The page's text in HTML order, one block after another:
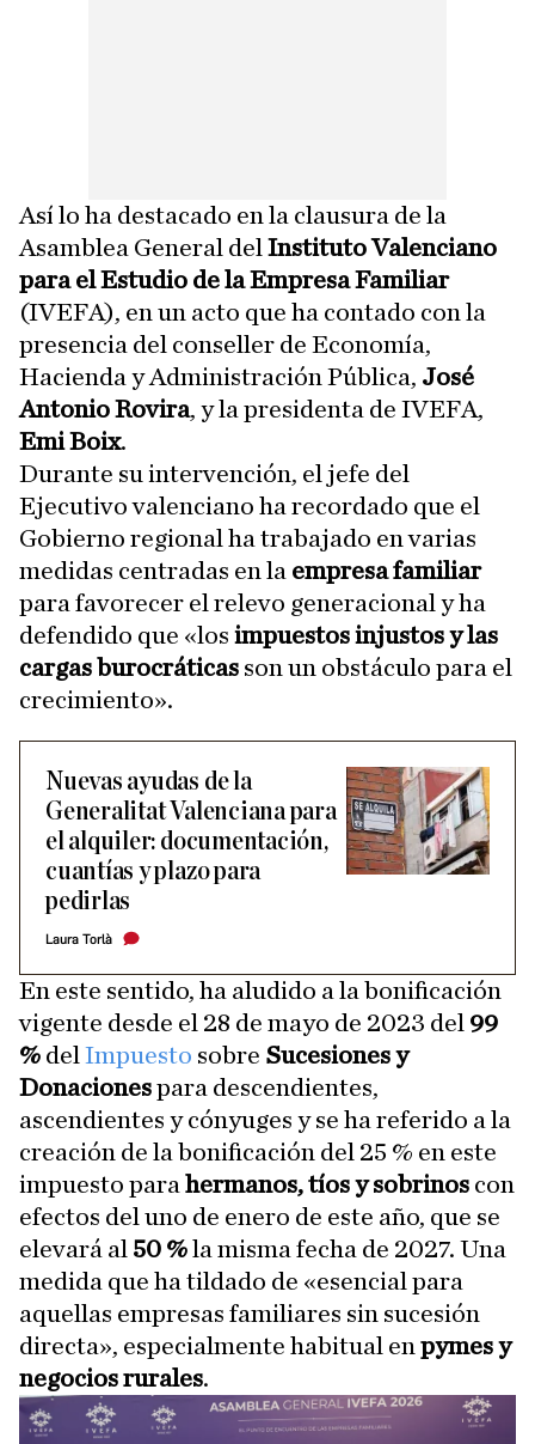
Así lo ha destacado en la clausura de la
Asamblea General del Instituto Valenciano
para el Estudio de la Empresa Familiar
(IVEFA), en un acto que ha contado con la
presencia del conseller de Economía,
Hacienda y Administración Pública, José
Antonio Rovira, y la presidenta de IVEFA,
Emi Boix.
Durante su intervención, el jefe del
Ejecutivo valenciano ha recordado que el
Gobierno regional ha trabajado en varias
medidas centradas en la empresa familiar
para favorecer el relevo generacional y ha
defendido que «los impuestos injustos y las
cargas burocráticas son un obstáculo para el
crecimiento».
Nuevas ayudas de la
Generalitat Valenciana para
el alquiler: documentación,
cuantías y plazo para
pedirlas
Laura Torlà
En este sentido, ha aludido a la bonificación
vigente desde el 28 de mayo de 2023 del 99
% del Impuesto sobre Sucesiones y
Donacionespara descendientes,
ascendientes y cónyuges y se ha referido a la
creación de la bonificación del 25 % en este
impuesto para hermanos, tíos y sobrinos con
efectos del uno de enero de este año, que se
elevará al 50 %la misma fecha de 2027. Una
medida que ha tildado de «esencial para
aquellas empresas familiares sin sucesión
directa», especialmente habitual en pymes y
negocios rurales.